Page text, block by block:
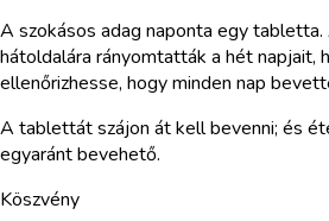
A szokásos adag naponta egy
hátoldalára rányomtatták a hét napjait,
ellenőrizhesse, hogy minden nap
A tablettát szájon át kell bevenni; és
egyaránt bevehető.
Köszvény